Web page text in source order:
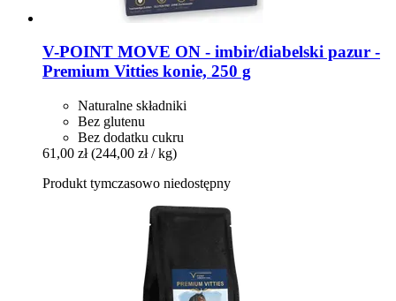
V-POINT MOVE ON -​ imbir/diabelski pazur -​
Premium Vitties konie, 250 g
Naturalne składniki
Bez glutenu
Bez dodatku cukru
61,00 zł (244,00 zł / kg)
Produkt tymczasowo niedostępny